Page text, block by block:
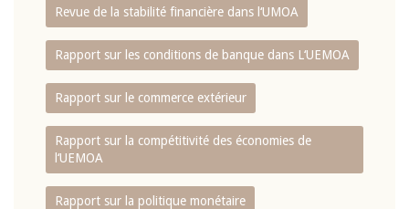
Revue de la stabilité financière dans l‘UMOA
Rapport sur les conditions de banque dans L‘UEMOA
Rapport sur le commerce extérieur
Rapport sur la compétitivité des économies de
l‘UEMOA
Rapport sur la politique monétaire